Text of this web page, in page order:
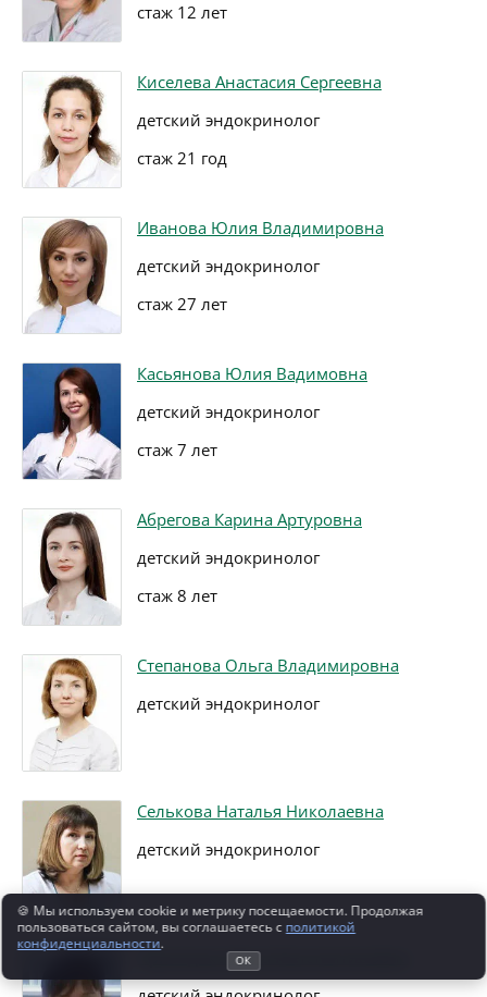
стаж 12 лет
Киселева Анастасия Сергеевна
детский эндокринолог
стаж 21 год
Иванова Юлия Владимировна
детский эндокринолог
стаж 27 лет
Касьянова Юлия Вадимовна
детский эндокринолог
стаж 7 лет
Абрегова Карина Артуровна
детский эндокринолог
стаж 8 лет
Степанова Ольга Владимировна
детский эндокринолог
Селькова Наталья Николаевна
детский эндокринолог
Приходько Анна Константиновна
🍪 Мы используем cookie и метрику посещаемости. Продолжая
пользоваться сайтом, вы соглашаетесь с политикой
конфиденциальности.
ОК